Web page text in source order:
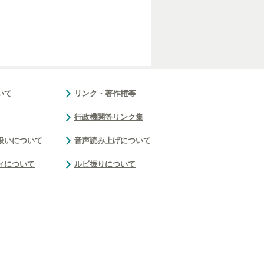
て
いについて
について
リンク・著作権等
行政機関等リンク集
音声読み上げについて
ルビ振りについて